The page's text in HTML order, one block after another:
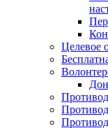
Целевое